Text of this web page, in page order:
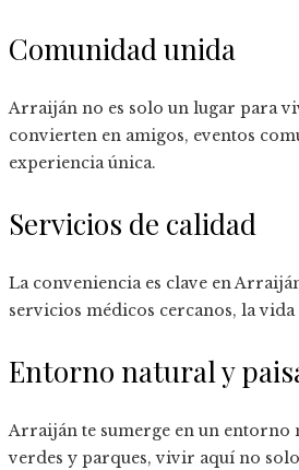
Comunidad unida
Arraiján no es solo un lugar para
convierten en amigos, eventos
experiencia única.
Servicios de calidad
La conveniencia es clave en
servicios médicos cercanos, la
Entorno natural y
Arraiján te sumerge en un entorno
verdes y parques, vivir aquí no